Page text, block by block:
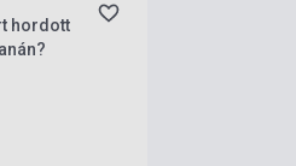
hordott